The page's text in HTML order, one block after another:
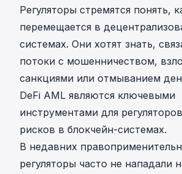
Регуляторы стремятся понять,
перемещается в
системах. Они хотят знать,
потоки с мошенничеством,
санкциями или отмыванием
DeFi AML являются ключевыми
инструментами для
рисков в блокчейн-системах.
В недавних
регуляторы часто не нападали